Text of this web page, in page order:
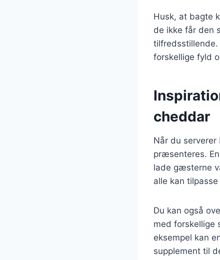
Husk, at bagte
de ikke får den
forskellige fyld
cheddar
Når du
præsenteres.
lade gæsterne
alle kan
Du kan også
med forskellige
eksempel kan
supplement til